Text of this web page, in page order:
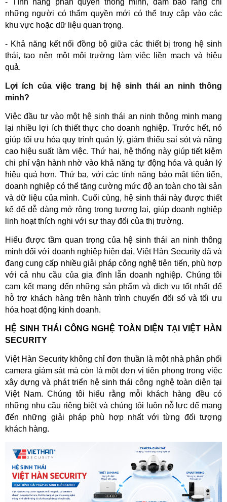
những người có thẩm quyền mới có thể truy cập vào các
khu vực hoặc dữ liệu quan trọng.
- Khả năng kết nối đồng bộ giữa các thiết bị trong hệ sinh
thái, tạo nên một môi trường làm việc liền mạch và hiệu
quả.
Lợi ích của việc trang bị hệ sinh thái an ninh thông
minh?
Việc đầu tư vào một hệ sinh thái an ninh thông minh mang
lại nhiều lợi ích thiết thực cho doanh nghiệp. Trước hết, nó
giúp tối ưu hóa quy trình quản lý, giảm thiểu sai sót và nâng
cao hiệu suất làm việc. Thứ hai, hệ thống này giúp tiết kiệm
chi phí vận hành nhờ vào khả năng tự động hóa và quản lý
hiệu quả hơn. Thứ ba, với các tính năng bảo mật tiên tiến,
doanh nghiệp có thể tăng cường mức độ an toàn cho tài sản
và dữ liệu của mình. Cuối cùng, hệ sinh thái này được thiết
kế để dễ dàng mở rộng trong tương lai, giúp doanh nghiệp
linh hoạt thích nghi với sự thay đổi của thị trường.
Hiểu được tầm quan trọng của hệ sinh thái an ninh thông
minh đối với doanh nghiệp hiện đại, Việt Hàn Security đã và
đang cung cấp nhiều giải pháp công nghệ tiên tiến, phù hợp
với cả nhu cầu của gia đình lẫn doanh nghiệp. Chúng tôi
cam kết mang đến những sản phẩm và dịch vụ tốt nhất để
hỗ trợ khách hàng trên hành trình chuyển đổi số và tối ưu
hóa hoạt động kinh doanh.
HỆ SINH THÁI CÔNG NGHỆ TOÀN DIỆN TẠI VIỆT HÀN
SECURITY
Việt Hàn Security không chỉ đơn thuần là một nhà phân phối
camera giám sát mà còn là một đơn vị tiên phong trong việc
xây dựng và phát triển hệ sinh thái công nghệ toàn diện tại
Việt Nam. Chúng tôi hiểu rằng mỗi khách hàng đều có
những nhu cầu riêng biệt và chúng tôi luôn nỗ lực để mang
đến những giải pháp phù hợp nhất với từng đối tượng
khách hàng.